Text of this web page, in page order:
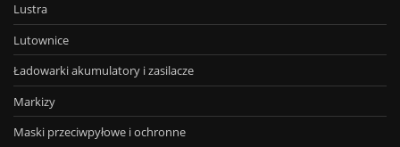
Lustra
Lutownice
Ładowarki akumulatory i zasilacze
Markizy
Maski przeciwpyłowe i ochronne